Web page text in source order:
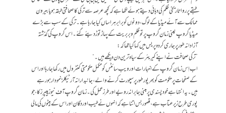
طبقے پرروا تاریخی ظلم کی دہائی دیتے ہوئے لکھا ہے کہ کچھ عرصہ سے ترکی کا صحافتی طبقہ ہو یا بیرون
ممالک سے آئے میڈیا کے لوگ، دونوں کو برابر ہراساں کیا جارہا ہے۔ ترکی کے سب سے بڑے
میڈیا گروپ یعنی زمان گروپ پر تو ظلم و بربریت کے پہاڑ توڑ دیئے گئے۔ اس گروپ کی گذشتہ
آزادانہ طور پر جاری کردہ پریس میں کہا گیا تھا کہ:
”ترکی صحافت نے اپنے کیریئر کے سیاہ ترین دن دیکھے ہیں۔“
اب اِس زمان گروپ کے اخبارات اور ویب سائٹس کو مکمل حکومتی کنٹرول میں رکھا جا رہا اور اس
کے صفحات پر حکومت کو بھرپور طور پر سپورٹ کرنے والے، جانبدارانہ آرٹیکلز نمودار ہورہے
ہیں۔ یہ انتہا ہے خود پسندی پر مبنی جابرانہ رویے اور طرز عمل کی۔زمان گروپ آف نیوز پیپرز کا، جو
پوری طرح زیر عتاب ہے، قصور بس اتنا ہے کہ انہوں نے طیب اوردگان اور اس کے بیٹوں کی مالی